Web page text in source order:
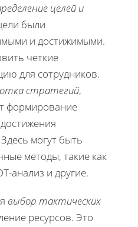
целей и
были
и достижимыми.
четкие
для сотрудников.
стратегий,
формирование
могут быть
методы, такие как
анализ и другие.
выбор тактических
ресурсов. Это